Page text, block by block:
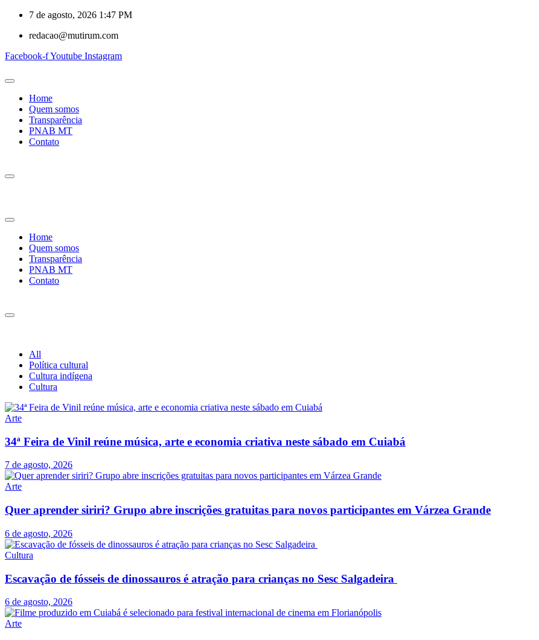
7 de agosto, 2026 1:47 PM
redacao@mutirum.com
Facebook-fYoutube Instagram
Home
Quem somos
Transparência
PNAB MT
Contato
Home
Quem somos
Transparência
PNAB MT
Contato
All
Política cultural
Cultura indígena
Cultura
Arte
34ª Feira de Vinil reúne música, arte e economia criativa neste sábado em Cuiabá
7 de agosto, 2026
Arte
Quer aprender siriri? Grupo abre inscrições gratuitas para novos participantes em Várzea Grande
6 de agosto, 2026
Cultura
Escavação de fósseis de dinossauros é atração para crianças no Sesc Salgadeira
6 de agosto, 2026
Arte